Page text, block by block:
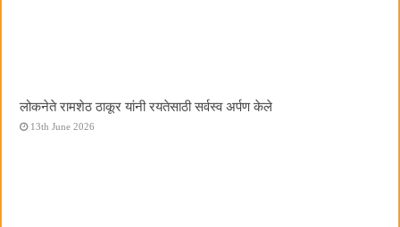
लोकनेते रामशेठ ठाकूर यांनी रयतेसाठी सर्वस्व अर्पण केले
13th June 2026